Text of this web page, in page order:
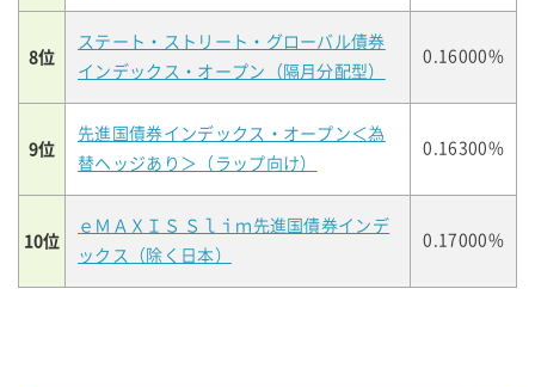
8位
ステート・ストリート・グローバル債券
インデックス・オープン（隔月分配型）
0.16000%
9位
先進国債券インデックス・オープン＜為
替ヘッジあり＞（ラップ向け）
0.16300%
10位
ｅＭＡＸＩＳ Ｓｌｉｍ先進国債券インデ
ックス（除く日本）
0.17000%